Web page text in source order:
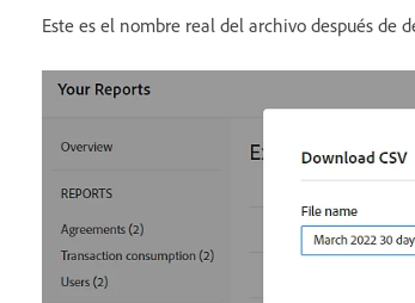
Este es el nombre real del archivo después de